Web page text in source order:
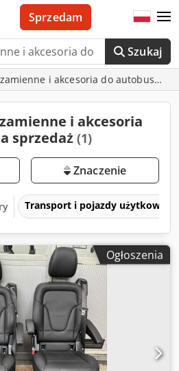
Szukaj
Sprzedam
i akcesoria do autobusów
i akcesoria
sprzedaż (1)
Znaczenie
Transport i pojazdy użytkowe
Ogłoszenia